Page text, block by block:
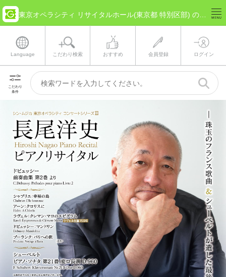
Language こだわり検索 おすすめ 会員登録 ログイン
こだわり
条件